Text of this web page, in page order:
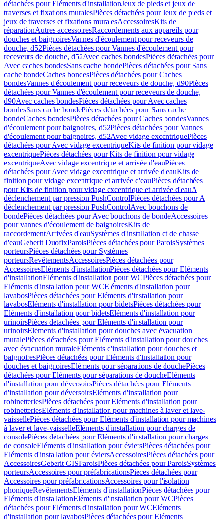
détachées pour Eléments d'installationJeux de pieds et jeux de
traverses et fixations muralesPièces détachées pour Jeux de pieds et
jeux de traverses et fixations muralesAccessoiresKits de
réparationAutres accessoiresRaccordements aux appareils pour
douches et baignoiresVannes d'écoulement pour receveurs de
douche, d52Pièces détachées pour Vannes d'écoulement pour
receveurs de douche, d52Avec caches bondesPièces détachées pour
Avec caches bondesSans cache bondePièces détachées pour Sans
cache bondeCaches bondesPièces détachées pour Caches
bondesVannes d'écoulement pour receveurs de douche, d90Pièces
détachées pour Vannes d'écoulement pour receveurs de douche,
d90Avec caches bondesPièces détachées pour Avec caches
bondesSans cache bondePièces détachées pour Sans cache
bondeCaches bondesPièces détachées pour Caches bondesVannes
d'écoulement pour baignoires, d52Pièces détachées pour Vannes
d'écoulement pour baignoires, d52Avec vidage excentriquePièces
détachées pour Avec vidage excentriqueKits de finition pour vidage
excentriquePièces détachées pour Kits de finition pour vidage
excentriqueAvec vidage excentrique et arrivée d'eauPièces
détachées pour Avec vidage excentrique et arrivée d'eauKits de
finition pour vidage excentrique et arrivée d'eauPièces détachées
pour Kits de finition pour vidage excentrique et arrivée d'eauA
déclenchement par pression PushControlPièces détachées pour A
déclenchement par pression PushControlAvec bouchons de
bondePièces détachées pour Avec bouchons de bondeAccessoires
pour vannes d'écoulement de baignoiresKits de
raccordementArrivées d'eauSystèmes d'installation et de chasse
d'eauGeberit DuofixParoisPièces détachées pour ParoisSystèmes
porteursPièces détachées pour Systèmes
porteursRevêtementsAccessoiresPièces détachées pour
AccessoiresEléments d'installationPièces détachées pour Eléments
d'installationEléments d'installation pour WCPièces détachées pour
Eléments d'installation pour WCEléments d'installation pour
lavabosPièces détachées pour Eléments d'installation pour
lavabosEléments d'installation pour bidetsPièces détachées pour
Eléments d'installation pour bidetsEléments d'installation pour
urinoirsPièces détachées pour Eléments d'installation pour
urinoirsEléments d'installation pour douches avec évacuation
muralePièces détachées pour Eléments d'installation pour douches
avec évacuation muraleEléments d'installation pour douches et
baignoiresPièces détachées pour Eléments d'installation pour
douches et baignoiresEléments pour séparations de douchePièces
détachées pour Eléments pour séparations de doucheEléments
d'installation pour déversoirsPièces détachées pour Eléments
d'installation pour déversoirsEléments d'installation pour
robinetteriesPièces détachées pour Eléments d'installation pour
robinetteriesEléments d'installation pour machines à laver et lave-
vaissellePièces détachées pour Eléments d'installation pour machines
à laver et lave-vaisselleEléments d'installation pour charges de
consolePièces détachées pour Eléments d'installation pour charges
de consoleEléments d'installation pour éviersPièces détachées pour
Eléments d'installation pour éviersAccessoiresPièces détachées pour
AccessoiresGeberit GISParoisPièces détachées pour ParoisSystèmes
porteursAccessoires pour préfabricationsPièces détachées pour
Accessoires pour préfabricationsAccessoires pour l'isolation
phoniqueRevêtementsEléments d'installationPièces détachées pour
Eléments d'installationEléments d'installation pour WCPièces
détachées pour Eléments d'installation pour WCEléments
d'installation pour lavabosPièces détachées pour Eléments